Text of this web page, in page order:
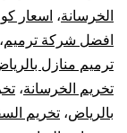
الخرسانة، اسعار
افضل شركة ترميم،
ترميم منازل
تخريم الخرسانة،
بالرياض، تخريم